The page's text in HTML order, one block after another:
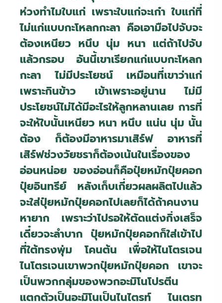
ห่วงทำไมใบแก่ เพราะใบแก่จะเก๋า ใบแก่ที่
ไม่แก่แบบกะโหลกกะลา คือเอามือไปจับจะ
ต้องเหนียว หนึบ นุ่ม หนา แต่ถ้าไปจับ
แล้วกรอบ อันนี้เขาเรียกแก่แบบกะโหลก
กะลา ไม่มีประโยชน์ เหมือนที่เขาว่าแก่
เพราะกินข้าว เข้าเพราะอยู่นาน ไม่มี
ประโยชน์ไม่ได้มีอะไรให้ลูกหลานเลย การที่
จะให้ใบนั้นเหนียว หนา หนึบ แน่น นุ่ม นั้น
ต้อง ก็ต้องมีอาหารมาเสิร์ฟ อาหารที่
เสิร์ฟช่วงวัยชราก็ต้องเน้นในเรื่องของ
อ่อนหน่อย ของอ่อนก็คือปุ๋ยหมักปุ๋ยคอก
ปุ๋ยอินทรีย์ หลังเก็บเกี่ยวผลผลิตไปแล้ว
จะใส่ปุ๋ยหมักปุ๋ยคอกไปเลยก็ได้ถ้าคนงาน
หายาก เพราะว่าไปรอให้ตัดแต่งกิ่งเสร็จ
เดี๋ยวจะลำบาก ปุ๋ยหมักปุ๋ยคอกก็ใส่เข้าไป
ที่ใต้ทรงพุ่ม โคนต้น เพื่อให้ไนโตรเจน
ไนโตรเจนเขาพวกปุ๋ยหมักปุ๋ยคอก เขาจะ
เป็นพวกกลุ่มของพวกอะมิโนโปรตีน
แตกตัวเป็นอะมิโนเป็นไนไตรท์ ไนเตรท